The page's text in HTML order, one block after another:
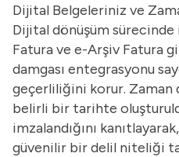
Dijital Belgeleriniz ve
Dijital dönüşüm sürecinde
Faturave e-Arşiv Fatura
damgası entegrasyonu
geçerliliğini korur. Zaman
belirli bir tarihte
imzalandığını
güvenilir bir delil niteliği